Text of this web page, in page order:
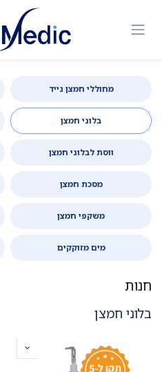
מחוללי חמצן נייד
בלוני חמצן
ווסת לבלוני חמצן
מסכת חמצן
משקפי חמצן
מים מזוקקים
חנות
בלוני חמצן